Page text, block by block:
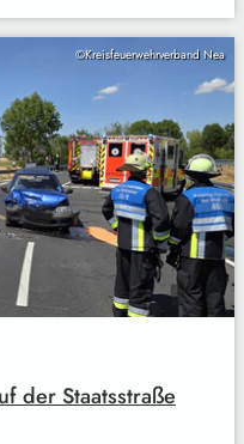
©Kreisfeuerwehrverband Nea
der Staatsstraße